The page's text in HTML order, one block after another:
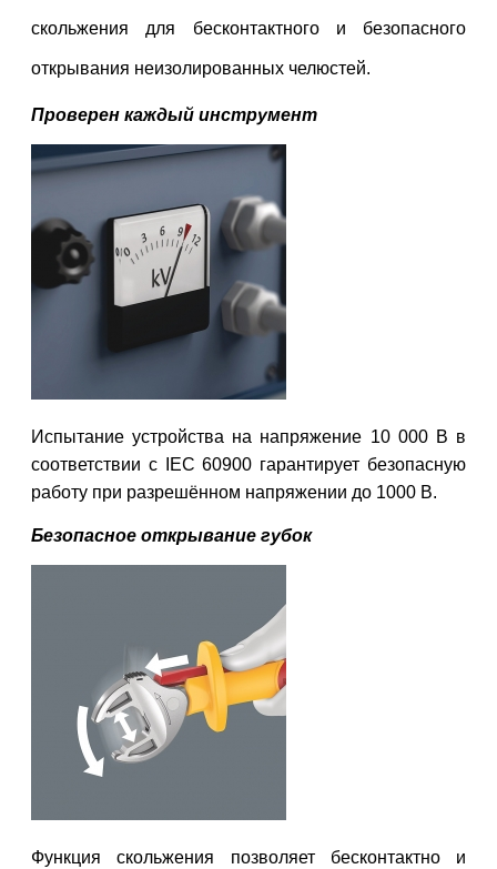
скольжения для бесконтактного и безопасного
открывания неизолированных челюстей.
Проверен каждый инструмент
Испытание устройства на напряжение 10 000 В в
соответствии с IEC 60900 гарантирует безопасную
работу при разрешённом напряжении до 1000 В.
Безопасное открывание губок
Функция скольжения позволяет бесконтактно и